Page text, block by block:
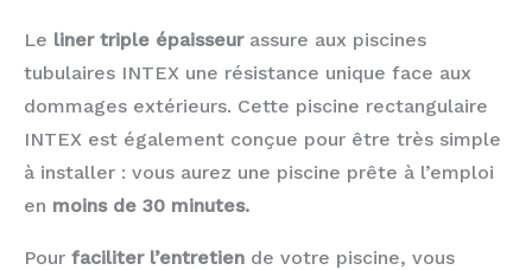
Le liner triple épaisseurassure aux piscines
tubulaires INTEX une résistance unique face aux
dommages extérieurs. Cette piscine rectangulaire
INTEX est également conçue pour être très simple
à installer : vous aurez une piscine prête à l’emploi
en moins de 30 minutes.
Pour faciliter l’entretien de votre piscine, vous